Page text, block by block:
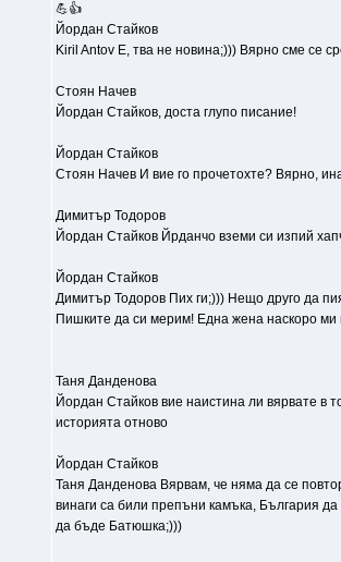
💪👍
Йордан Стайков
Kiril Antov Е, тва не новина;))) Вярно сме се
Стоян Начев
Йордан Стайков, доста глупо писание!
Йордан Стайков
Стоян Начев И вие го прочетохте? Вярно,
Димитър Тодоров
Йордан Стайков Йрданчо вземи си изпий
Йордан Стайков
Димитър Тодоров Пих ги;))) Нещо друго да
Пишките да си мерим! Една жена наскоро ми
Таня Данденова
Йордан Стайков вие наистина ли вярвате в
историята отново
Йордан Стайков
Таня Данденова Вярвам, че няма да се
винаги са били препъни камъка, България
да бъде Батюшка;)))